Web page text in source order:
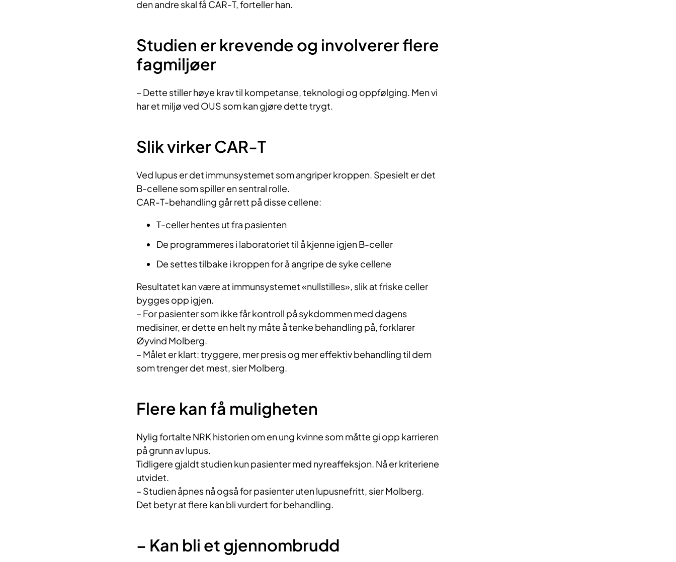
den andre skal få CAR-T, forteller han.
Studien er krevende og involverer flere
fagmiljøer
– Dette stiller høye krav til kompetanse, teknologi og oppfølging. Men vi
har et miljø ved OUS som kan gjøre dette trygt.
Slik virker CAR-T
Ved lupus er det immunsystemet som angriper kroppen. Spesielt er det
B-cellene som spiller en sentral rolle.
CAR-T-behandling går rett på disse cellene:
T-celler hentes ut fra pasienten
De programmeres i laboratoriet til å kjenne igjen B-celler
De settes tilbake i kroppen for å angripe de syke cellene
Resultatet kan være at immunsystemet «nullstilles», slik at friske celler
bygges opp igjen.
– For pasienter som ikke får kontroll på sykdommen med dagens
medisiner, er dette en helt ny måte å tenke behandling på, forklarer
Øyvind Molberg.
– Målet er klart: tryggere, mer presis og mer effektiv behandling til dem
som trenger det mest, sier Molberg.
Flere kan få muligheten
Nylig fortalte NRK historien om en ung kvinne som måtte gi opp karrieren
på grunn av lupus.
Tidligere gjaldt studien kun pasienter med nyreaffeksjon. Nå er kriteriene
utvidet.
– Studien åpnes nå også for pasienter uten lupusnefritt, sier Molberg.
Det betyr at flere kan bli vurdert for behandling.
– Kan bli et gjennombrudd